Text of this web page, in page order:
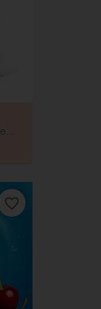
favorite_border